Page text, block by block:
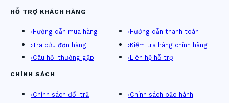
HỖ TRỢ KHÁCH HÀNG
›Hướng dẫn mua hàng ›Hướng dẫn thanh toán
›Tra cứu đơn hàng ›Kiểm tra hàng chính hãng
›Câu hỏi thường gặp ›Liên hệ hỗ trợ
CHÍNH SÁCH
›Chính sách đổi trả ›Chính sách bảo hành